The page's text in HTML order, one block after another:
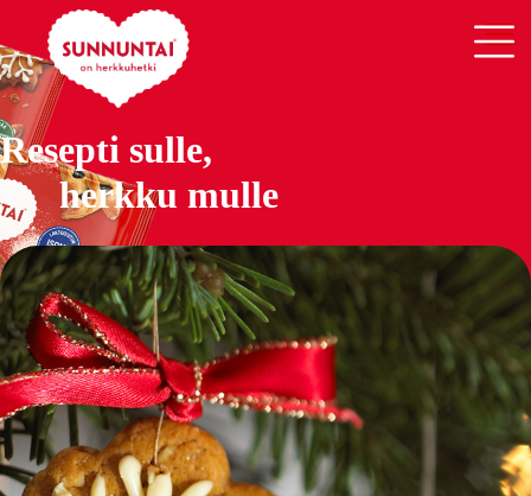
Resepti sulle,
herkku mulle